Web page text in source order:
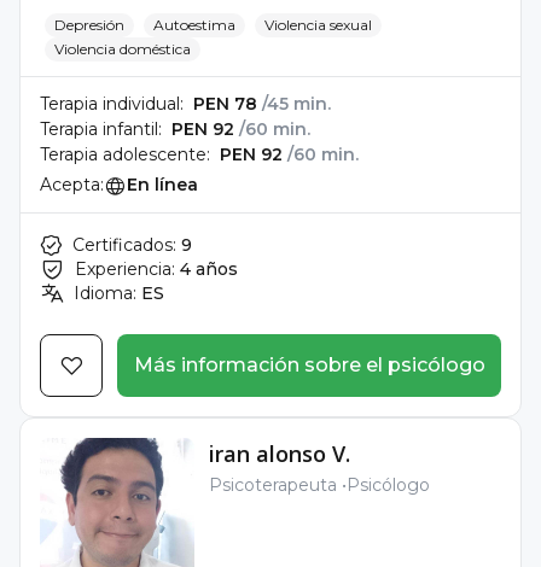
Depresión Autoestima
Violencia sexual
Violencia doméstica
Terapia individual: PEN 78 /45 min.
Terapia infantil: PEN 92 /60 min.
Terapia adolescente: PEN 92 /60 min.
Acepta:
En línea
Certificados: 9
Experiencia: 4 años
Idioma: ES
Más información sobre el psicólogo
iran alonso V.
Psicoterapeuta Psicólogo